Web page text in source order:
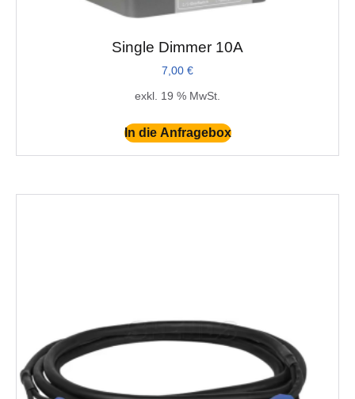
Single Dimmer 10A
7,00 €
exkl. 19 % MwSt.
In die Anfragebox